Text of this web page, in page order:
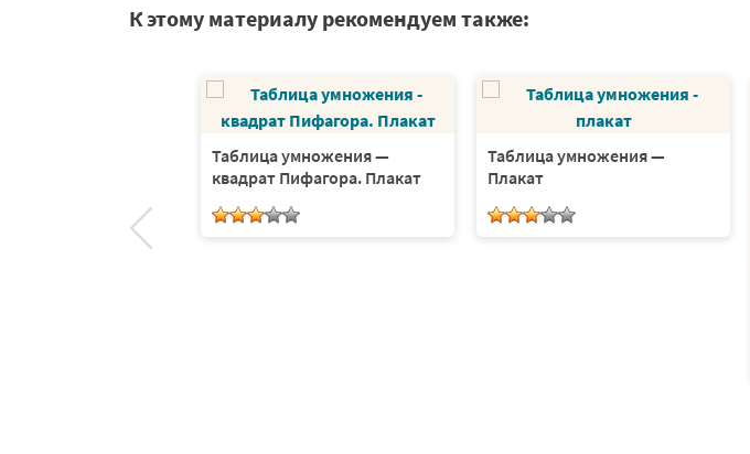
К этому материалу рекомендуем также:
Таблица умножения —
квадрат Пифагора. Плакат
Таблица умножения —
Плакат